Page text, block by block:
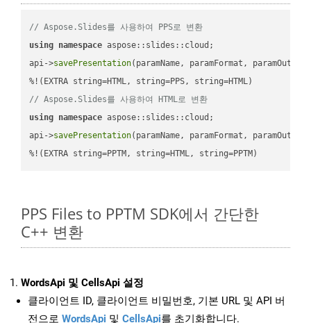
// Aspose.Slides를 사용하여 PPS로 변환
using namespace aspose::slides::cloud;
api->savePresentation(paramName, paramFormat,
// Aspose.Slides를 사용하여 HTML로 변환
using namespace aspose::slides::cloud;
api->savePresentation(paramName, paramFormat,
%!(EXTRA string=PPTM, string=HTML, string=PPTM)
PPS Files to PPTM SDK에서 간단한
C++ 변환
WordsApi 및 CellsApi 설정
클라이언트 ID, 클라이언트 비밀번호, 기본 URL 및 API 버
전으로 WordsApi 및 CellsApi를 초기화합니다.